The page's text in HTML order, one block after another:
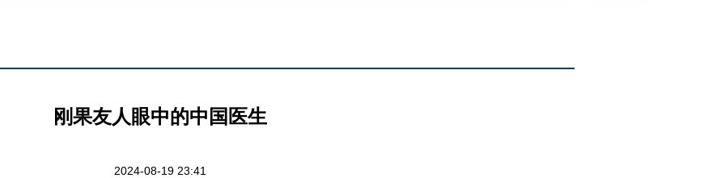
刚果友人眼中的中国医生
2024-08-19 23:41